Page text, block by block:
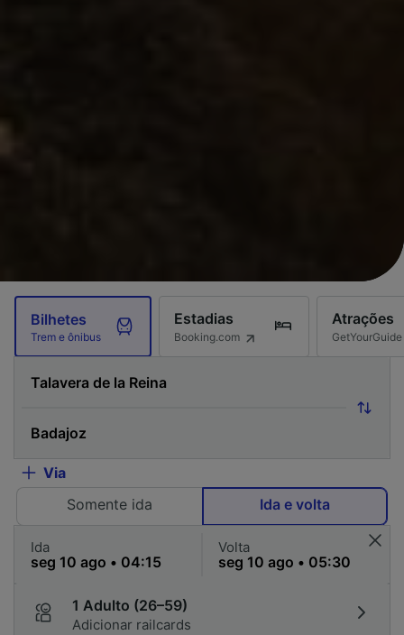
Bilhetes
Trem e ônibus
Estadias
Booking.com
Atrações
GetYourGuide
Via
Somente ida
Ida e volta
Ida Volta
1 Adulto (26–59)
Adicionar railcards